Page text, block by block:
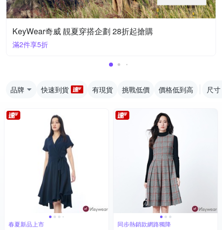
KeyWear奇威 靚夏穿搭企劃 28折起搶購
滿2件享5折
品牌 快速到貨 有現貨 挑戰低價 價格低到高 尺寸
春夏新品上市 同步熱銷款網路獨降